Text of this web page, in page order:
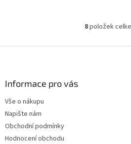
O
l
8položek
Informace pro vás
Vše o nákupu
Napište nám
Obchodní podmínky
Hodnocení obchodu